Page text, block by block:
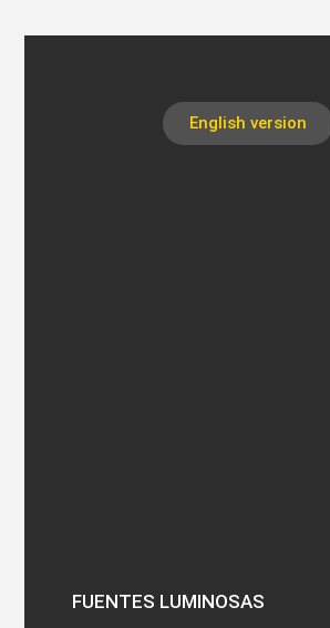
English version
FUENTES LUMINOSAS